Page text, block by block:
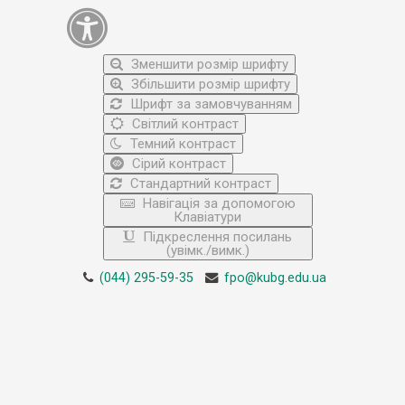
Зменшити розмір шрифту
Збільшити розмір шрифту
Шрифт за замовчуванням
Світлий контраст
Темний контраст
Сірий контраст
Стандартний контраст
Навігація за допомогою
Клавіатури
Підкреслення посилань
(увімк./вимк.)
(044) 295-59-35 fpo@kubg.edu.ua